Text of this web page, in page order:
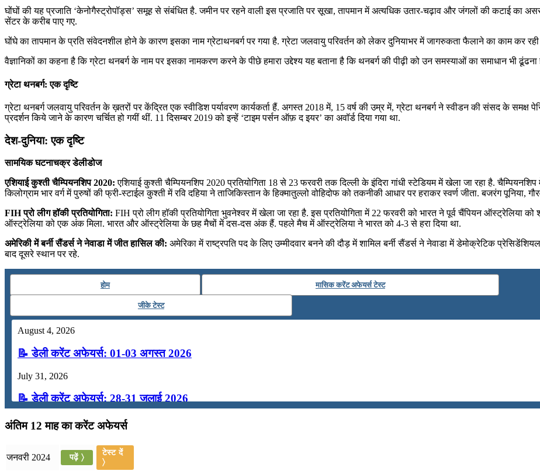
घोंघों की यह प्रजाति ‘केनोगैस्ट्रोपॉड्स’ समूह से संबंधित है. जमीन पर रहने वाली इस प्रजाति पर सूखा, तापमान में अत्यधिक उतार-चढ़ाव और जंगलों की कटाई का
सेंटर के करीब पाए गए.
घोंघे का तापमान के प्रति संवेदनशील होने के कारण इसका नाम ग्रेटाथनबर्ग पर गया है. ग्रेटा जलवायु परिवर्तन को लेकर दुनियाभर में जागरुकता फैलाने का काम कर रही
वैज्ञानिकों का कहना है कि ग्रेटा थनबर्ग के नाम पर इसका नामकरण करने के पीछे हमारा उद्देश्य यह बताना है कि थनबर्ग की पीढ़ी को उन समस्याओं का समाधान भी ढूंढना
ग्रेटा थनबर्ग: एक दृष्टि
ग्रेटा थनबर्ग जलवायु परिवर्तन के ख़तरों पर केंद्रित एक स्वीडिश पर्यावरण कार्यकर्ता हैं. अगस्त 2018 में, 15 वर्ष की उम्र में, ग्रेटा थनबर्ग ने स्वीडन की संसद के
प्रदर्शन किये जाने के कारण चर्चित हो गयीं थीं. 11 दिसम्बर 2019 को इन्हें ‘टाइम पर्सन ऑफ़ द इयर’ का अवॉर्ड दिया गया था.
देश-दुनिया: एक दृष्टि
सामयिक घटनाचक्र डेलीडोज
एशियाई कुश्ती चैम्पियनशिप 2020: एशियाई कुश्ती चैम्पियनशिप 2020 प्रतियोगिता 18 से 23 फरवरी तक दिल्ली के इंदिरा गांधी स्टेडियम में खेला जा रहा है.
किलोग्राम भार वर्ग में पुरुषों की फ्री-स्‍टाईल कुश्‍ती में रवि दहिया ने ताजिकिस्‍तान के हिक्‍मातुल्‍लो वोहिदोफ को तकनीकी आधार पर हराकर स्‍वर्ण जीता. बजरंग
FIH प्रो लीग हॉकी प्रतियोगिता: FIH प्रो लीग हॉकी प्रतियोगिता भुवनेश्वर में खेला जा रहा है. इस प्रतियोगिता में 22 फरवरी को भारत ने पूर्व चैंपियन
ऑस्ट्रेलिया को एक अंक मिला. भारत और ऑस्ट्रेलिया के छह मैचों में दस-दस अंक हैं. पहले मैच में ऑस्ट्रेलिया ने भारत को 4-3 से हरा दिया था.
अमेरिकी में बर्नी सैंडर्स ने नेवाडा में जीत हासिल की: अमेरिका में राष्ट्रपति पद के लिए उम्मीदवार बनने की दौड़ में शामिल बर्नी सैंडर्स ने नेवाडा में डेमोक्रेटिक
बाद दूसरे स्थान पर रहे.
होम मासिक करेंट अफेयर्स टेस्ट
जीके टेस्ट
August 4, 2026
📝 डेली करेंट अफेयर्स: 01-03 अगस्त 2026
July 31, 2026
📝 डेली करेंट अफेयर्स: 28-31 जुलाई 2026
July 28, 2026
📝 डेली करेंट अफेयर्स: 25-27 जुलाई 2026
July 25, 2026
अंतिम 12 माह का करेंट अफेयर्स
जनवरी 2024 पढ़ें 〉
टेस्ट दें
〉